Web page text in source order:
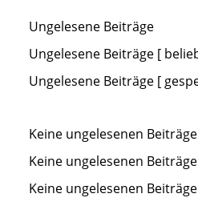
Ungelesene
Beiträge
Ungelesene Beiträge
Ungelesene
Beiträge
beliebt
Ungelesene Beiträge [
gesperrt
Ungelesene Beiträge [
Keine
ungelesenen
Beiträge
Keine ungelesenen Beiträge
Keine
ungelesenen
Keine ungelesenen
Keine ungelesenen